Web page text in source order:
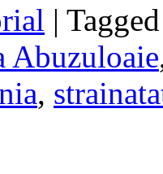
|
Abuzuloaie
,